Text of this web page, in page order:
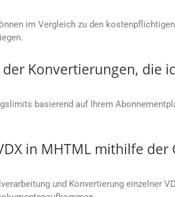
im Vergleich zu den
Konvertierungen, die
basierend auf Ihrem
in MHTML mithilfe der
und Konvertierung einzelner